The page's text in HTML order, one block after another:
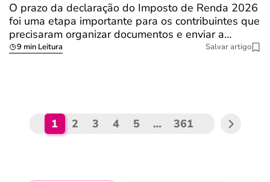
O prazo da declaração do Imposto de Renda 2026
foi uma etapa importante para os contribuintes que
precisaram organizar documentos e enviar a…
9 min Leitura Salvar artigo
1 2 3 4 5 … 361